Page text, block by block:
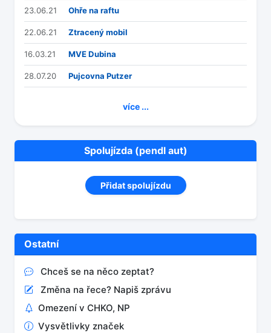
23.06.21 Ohře na raftu
22.06.21 Ztracený mobil
16.03.21 MVE Dubina
28.07.20 Pujcovna Putzer
více ...
Spolujízda (pendl aut)
Přidat spolujízdu
Ostatní
Chceš se na něco zeptat?
Změna na řece? Napiš zprávu
Omezení v CHKO, NP
Vysvětlivky značek